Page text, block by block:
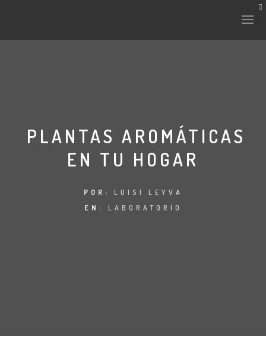
INTERVENCIONES
PLANTAS AROMÁTICAS
EN TU HOGAR
POR: LUISI LEYVA
EN: LABORATORIO